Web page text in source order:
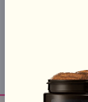
Lịch chiếu các